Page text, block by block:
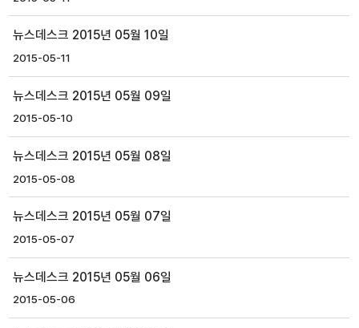
뉴스데스크 2015년 05월 10일
2015-05-11
뉴스데스크 2015년 05월 09일
2015-05-10
뉴스데스크 2015년 05월 08일
2015-05-08
뉴스데스크 2015년 05월 07일
2015-05-07
뉴스데스크 2015년 05월 06일
2015-05-06